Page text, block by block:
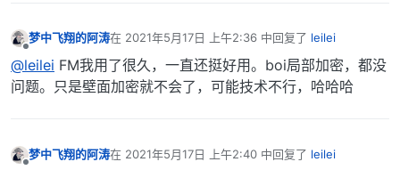
梦中飞翔的阿涛在 2021年5月17日 上午2:36 中回复了 leilei
最后由 编辑
@leilei FM我用了很久，一直还挺好用。boi局部加密，都没
问题。只是壁面加密就不会了，可能技术不行，哈哈哈
梦中飞翔的阿涛在 2021年5月17日 上午2:40 中回复了 leilei
最后由 编辑